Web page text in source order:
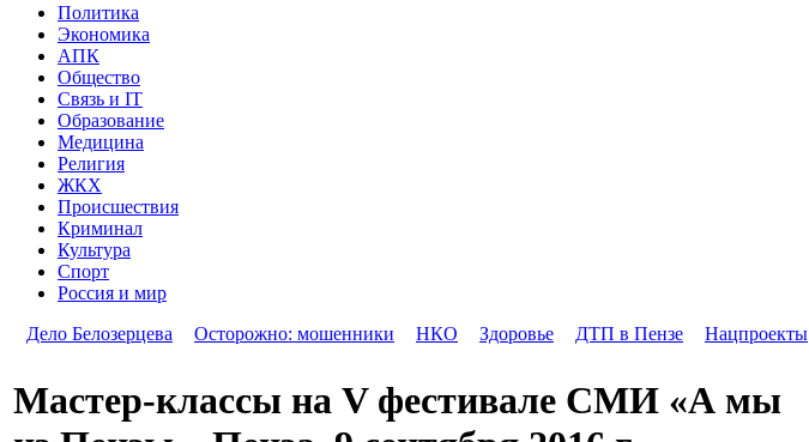
Политика
Экономика
АПК
Общество
Связь и IT
Образование
Медицина
Религия
ЖКХ
Происшествия
Криминал
Культура
Спорт
Россия и мир
Дело Белозерцева
Осторожно: мошенники НКО Здоровье ДТП в Пензе Нацпроекты
Мастер-классы на V фестивале СМИ «А мы